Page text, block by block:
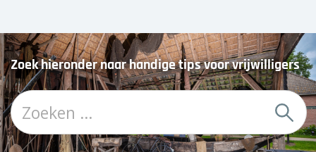
Zoek hieronder naar handige tips voor vrijwilligers
Z
o
e